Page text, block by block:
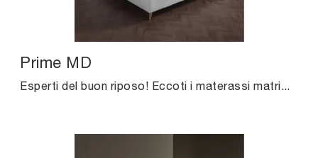
Prime MD
Esperti del buon riposo! Eccoti i materassi matrimoniali in memory foam di Altrenotti: clicca e ottieni informazioni sul modello Prime MD.